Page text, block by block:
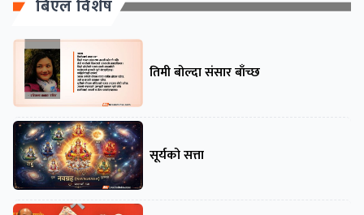
बिएल विशेष
तिमी बोल्दा संसार बाँच्छ
सूर्यको सत्ता